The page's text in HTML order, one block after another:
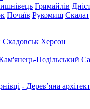
Гримайлів
Почаїв Рукомиш Скалат
Скадовськ Херсон
Подільський
- Дерев’яна